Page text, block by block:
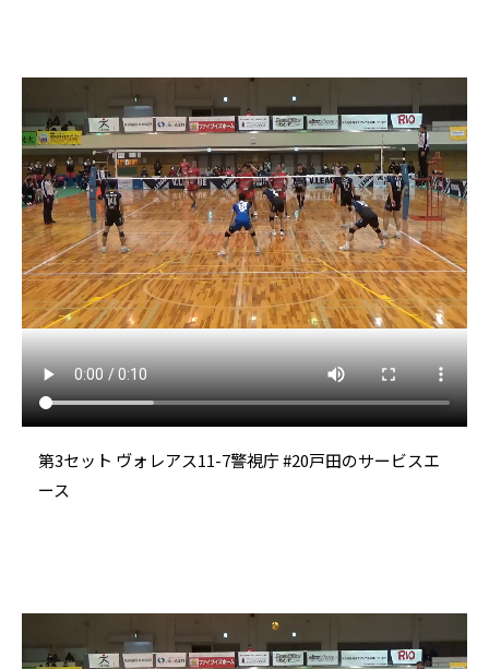
第3セット ヴォレアス11-7警視庁 #20戸田のサービスエ
ース